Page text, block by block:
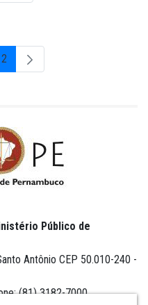
Página
2
Público de
Antônio CEP 50.010-240 -
(81) 3182-7000